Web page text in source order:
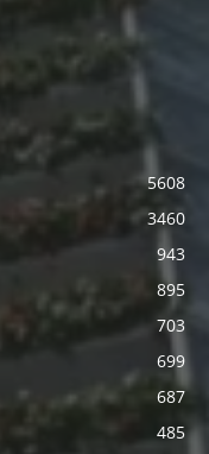
5608
3460
943
895
703
699
687
485